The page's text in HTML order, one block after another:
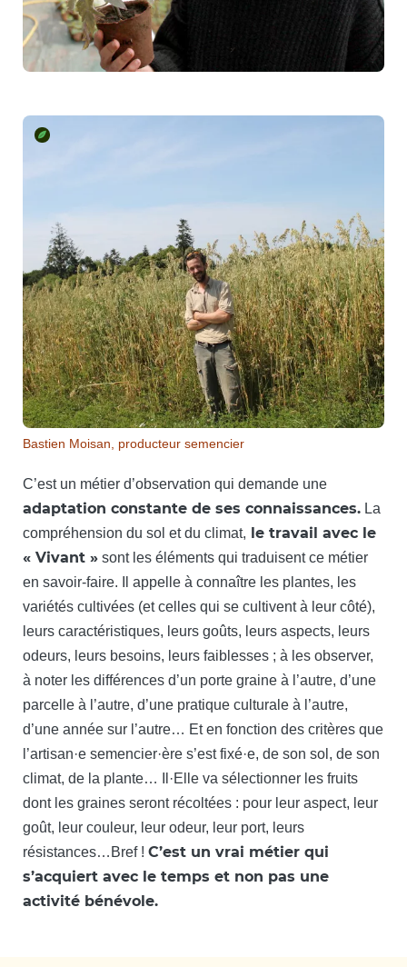
Bastien Moisan, producteur semencier
C’est un métier d’observation qui demande une
adaptation constante de ses connaissances. La
compréhension du sol et du climat, le travail avec le
« Vivant » sont les éléments qui traduisent ce métier
en savoir-faire. Il appelle à connaître les plantes, les
variétés cultivées (et celles qui se cultivent à leur côté),
leurs caractéristiques, leurs goûts, leurs aspects, leurs
odeurs, leurs besoins, leurs faiblesses ; à les observer,
à noter les différences d’un porte graine à l’autre, d’une
parcelle à l’autre, d’une pratique culturale à l’autre,
d’une année sur l’autre… Et en fonction des critères que
l’artisan·e semencier·ère s’est fixé·e, de son sol, de son
climat, de la plante… Il·Elle va sélectionner les fruits
dont les graines seront récoltées : pour leur aspect, leur
goût, leur couleur, leur odeur, leur port, leurs
résistances…Bref ! C’est un vrai métier qui
s’acquiert avec le temps et non pas une
activité bénévole.